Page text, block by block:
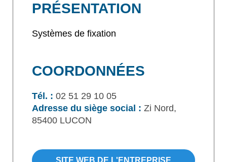
PRÉSENTATION
Systèmes de fixation
COORDONNÉES
Tél. : 02 51 29 10 05
Adresse du siège social : Zi Nord,
85400 LUCON
SITE WEB DE L'ENTREPRISE